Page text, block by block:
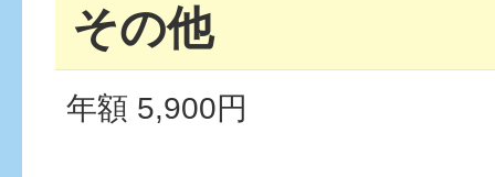
その他
年額 5,900円